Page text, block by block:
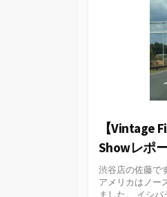
【Vintage
Showレポ
渋谷店の佐藤で
アメリカはノー
ました。 イシバ